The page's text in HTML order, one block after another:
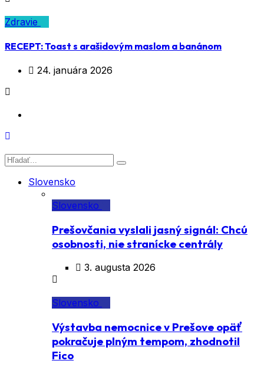
Zdravie
RECEPT: Toast s arašidovým maslom a banánom
24. januára 2026
Slovensko
Slovensko
Prešovčania vyslali jasný signál: Chcú
osobnosti, nie stranícke centrály
3. augusta 2026
Slovensko
Výstavba nemocnice v Prešove opäť
pokračuje plným tempom, zhodnotil
Fico